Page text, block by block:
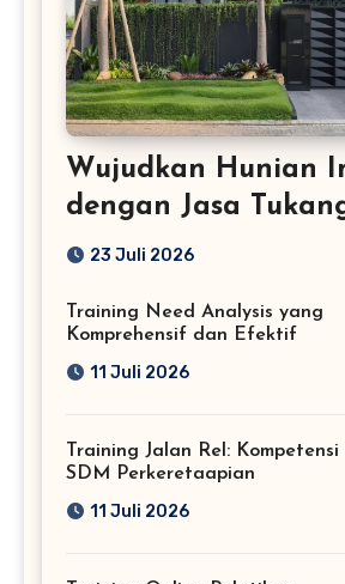
Wujudkan Hunian
dengan Jasa
Profesional
23 Juli 2026
Training Need Analysis yang
Komprehensif dan Efektif
11 Juli 2026
Training Jalan Rel: Kompetensi
SDM Perkeretaapian
11 Juli 2026